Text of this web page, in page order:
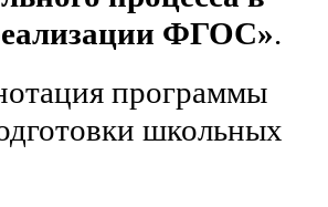
ФГОС».
программы
школьных